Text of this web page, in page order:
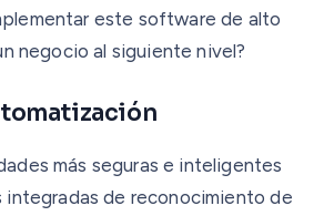
este software de alto
negocio al siguiente nivel?
más seguras e inteligentes
integradas de reconocimiento de